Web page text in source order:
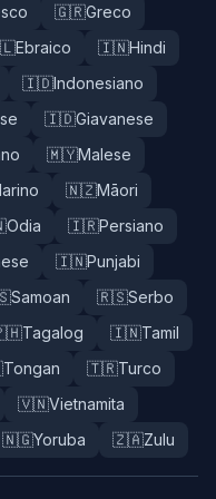
🇬🇷Greco
Ebraico 🇮🇳Hindi
🇮🇩Indonesiano
🇮🇩Giavanese
🇲🇾Malese
🇳🇿Māori
Odia 🇮🇷Persiano
🇮🇳Punjabi
Samoan 🇷🇸Serbo
Tagalog 🇮🇳Tamil
Tongan 🇹🇷Turco
🇻🇳Vietnamita
🇳🇬Yoruba 🇿🇦Zulu